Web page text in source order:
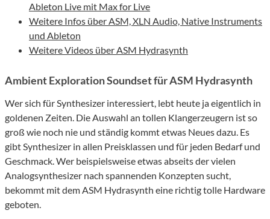
Ableton Live mit Max for Live
Weitere Infos über ASM, XLN Audio, Native Instruments
und Ableton
Weitere Videos über ASM Hydrasynth
Ambient Exploration Soundset für ASM Hydrasynth
Wer sich für Synthesizer interessiert, lebt heute ja eigentlich in
goldenen Zeiten. Die Auswahl an tollen Klangerzeugern ist so
groß wie noch nie und ständig kommt etwas Neues dazu. Es
gibt Synthesizer in allen Preisklassen und für jeden Bedarf und
Geschmack. Wer beispielsweise etwas abseits der vielen
Analogsynthesizer nach spannenden Konzepten sucht,
bekommt mit dem ASM Hydrasynth eine richtig tolle Hardware
geboten.